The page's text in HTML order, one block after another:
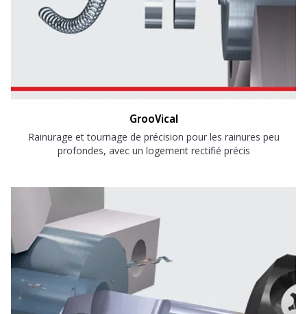
GrooVical
Rainurage et tournage de précision pour les rainures peu
profondes, avec un logement rectifié précis